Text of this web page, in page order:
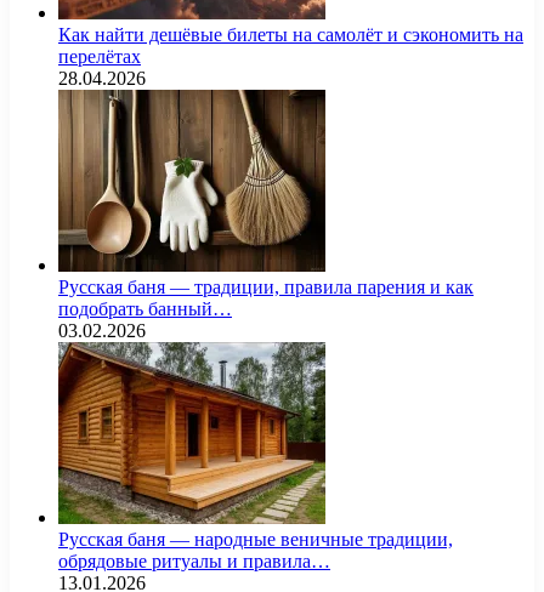
Как найти дешёвые билеты на самолёт и сэкономить на
перелётах
28.04.2026
Русская баня — традиции, правила парения и как
подобрать банный…
03.02.2026
Русская баня — народные веничные традиции,
обрядовые ритуалы и правила…
13.01.2026